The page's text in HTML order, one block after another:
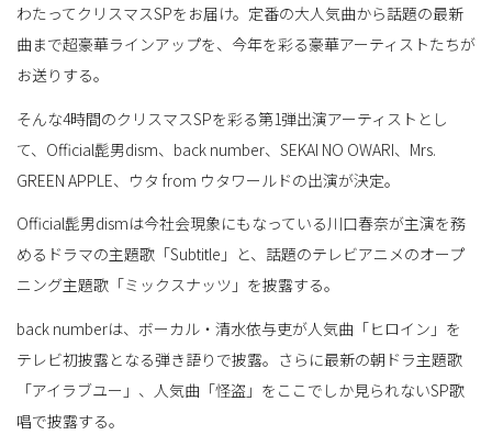
わたってクリスマスSPをお届け。定番の大人気曲から話題の最新
曲まで超豪華ラインアップを、今年を彩る豪華アーティストたちが
お送りする。
そんな4時間のクリスマスSPを彩る第1弾出演アーティストとし
て、Official髭男dism、back number、SEKAI NO OWARI、Mrs.
GREEN APPLE、ウタ from ウタワールドの出演が決定。
Official髭男dismは今社会現象にもなっている川口春奈が主演を務
めるドラマの主題歌「Subtitle」と、話題のテレビアニメのオープ
ニング主題歌「ミックスナッツ」を披露する。
back numberは、ボーカル・清水依与吏が人気曲「ヒロイン」を
テレビ初披露となる弾き語りで披露。さらに最新の朝ドラ主題歌
「アイラブユー」、人気曲「怪盗」をここでしか見られないSP歌
唱で披露する。